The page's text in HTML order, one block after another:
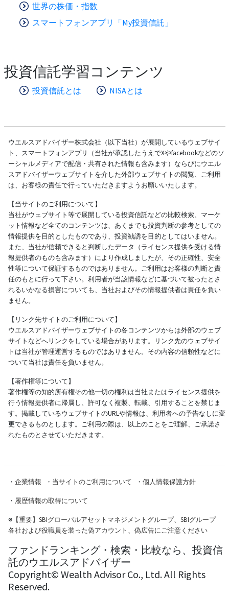
世界の株価・指数
スマートフォンアプリ「My投資信託」
投資信託学習コンテンツ
投資信託とは NISAとは
ウエルスアドバイザー株式会社（以下当社）が展開しているウェブサイ
ト、スマートフォンアプリ（当社が承認したうえでXやfacebookなどのソ
ーシャルメディアで配信・共有された情報も含みます）ならびにウエル
スアドバイザーウェブサイトを介した外部ウェブサイトの閲覧、ご利用
は、お客様の責任で行っていただきますようお願いいたします。
【当サイトのご利用について】
当社がウェブサイト等で展開している投資信託などの比較検索、マーケ
ット情報など全てのコンテンツは、あくまでも投資判断の参考としての
情報提供を目的としたものであり、投資勧誘を目的としてはいません。
また、当社が信頼できると判断したデータ（ライセンス提供を受ける情
報提供者のものも含みます）により作成しましたが、その正確性、安全
性等について保証するものではありません。ご利用はお客様の判断と責
任のもとに行って下さい。利用者が当該情報などに基づいて被ったとさ
れるいかなる損害についても、当社およびその情報提供者は責任を負い
ません。
【リンク先サイトのご利用について】
ウエルスアドバイザーウェブサイトの各コンテンツからは外部のウェブ
サイトなどへリンクをしている場合があります。リンク先のウェブサイ
トは当社が管理運営するものではありません。その内容の信頼性などに
ついて当社は責任を負いません。
【著作権等について】
著作権等の知的所有権その他一切の権利は当社またはライセンス提供を
行う情報提供者に帰属し、許可なく複製、転載、引用することを禁じま
す。掲載しているウェブサイトのURLや情報は、利用者への予告なしに変
更できるものとします。ご利用の際は、以上のことをご理解、ご承諾さ
れたものとさせていただきます。
・ 企業情報 ・ 当サイトのご利用について ・ 個人情報保護方針
・ 履歴情報の取得について
※【重要】SBIグローバルアセットマネジメントグループ、SBIグループ
各社および役職員を装った偽アカウント、偽広告にご注意ください
ファンドランキング・検索・比較なら、投資信
託のウエルスアドバイザー
Copyright© Wealth Advisor Co., Ltd. All Rights
Reserved.